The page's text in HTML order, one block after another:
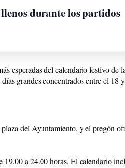
durante los partidos
esperadas del calendario festivo de
grandes concentrados entre el 18
del Ayuntamiento, y el pregón
a 24.00 horas. El calendario